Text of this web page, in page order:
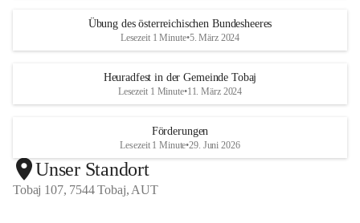
Übung des österreichischen Bundesheeres
Lesezeit 1 Minute•5. März 2024
Heuradfest in der Gemeinde Tobaj
Lesezeit 1 Minute•11. März 2024
Förderungen
Lesezeit 1 Minute•29. Juni 2026
Unser Standort
Tobaj 107, 7544 Tobaj, AUT